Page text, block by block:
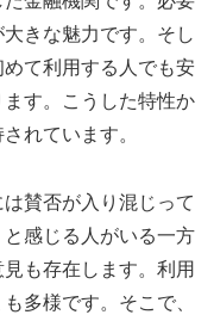
きな魅力です。そし
て利用する人でも安
す。こうした特性か
れています。
賛否が入り混じって
感じる人がいる一方
も存在します。利用
多様です。そこで、